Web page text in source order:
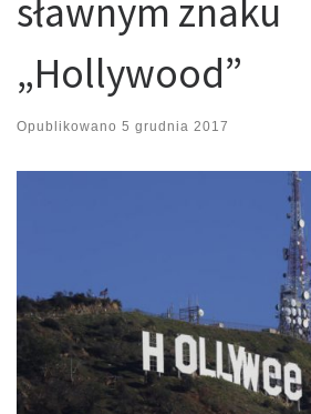
sławnym znaku
„Hollywood”
Opublikowano 5 grudnia 2017